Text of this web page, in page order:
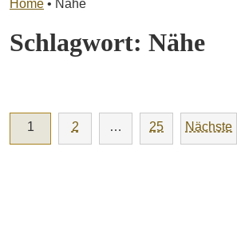
Home • Nähe
Schlagwort: Nähe
1 2 … 25 Nächste